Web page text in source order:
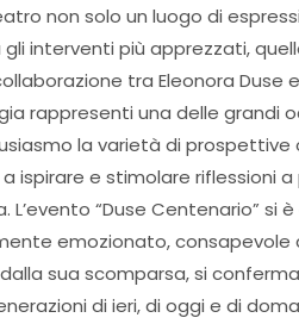
non solo un luogo di
interventi più apprezzati,
tra Eleonora Duse e
rappresenti una delle grandi
la varietà di prospettive
e stimolare riflessioni a
“Duse Centenario” si
emozionato, consapevole
sua scomparsa, si
di ieri, di oggi e di